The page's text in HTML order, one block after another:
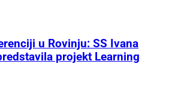
u Rovinju: SS Ivana
projekt Learning